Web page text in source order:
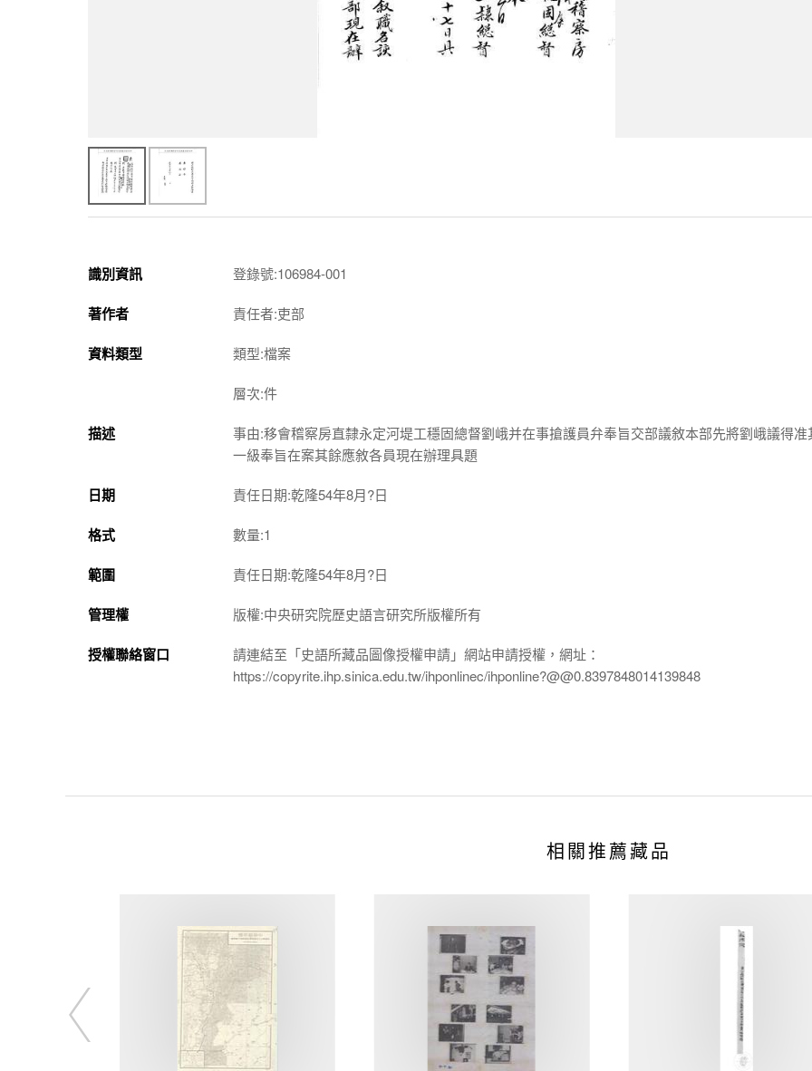
識別資訊 登錄號:106984-001
著作者 責任者:吏部
資料類型 類型:檔案
層次:件
描述
事由:移會稽察房直隸永定河堤工穩固總督劉峨并在事搶護員弁奉旨交部議敘本部先將劉峨議得准
一級奉旨在案其餘應敘各員現在辦理具題
日期 責任日期:乾隆54年8月?日
格式 數量:1
範圍 責任日期:乾隆54年8月?日
管理權 版權:中央研究院歷史語言研究所版權所有
授權聯絡窗口
請連結至「史語所藏品圖像授權申請」網站申請授權，網址：
https://copyrite.ihp.sinica.edu.tw/ihponlinec/ihponline?@@0.8397848014139848
相關推薦藏品